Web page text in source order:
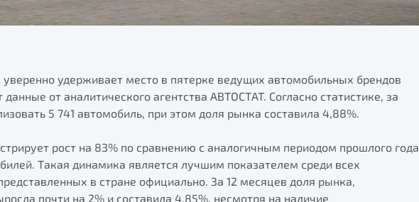
уверенно удерживает место в пятерке ведущих автомобильных брендов
от аналитического агентства АВТОСТАТ. Согласно статистике, за
5 741 автомобиль, при этом доля рынка составила 4,88%.
рост на 83% по сравнению с аналогичным периодом прошлого года,
Такая динамика является лучшим показателем среди всех
в стране официально. За 12 месяцев доля рынка,
почти на 2% и составила 4,85%, несмотря на наличие